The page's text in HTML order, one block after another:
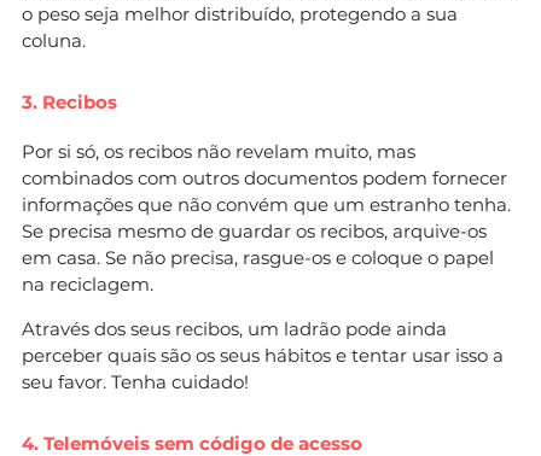
o peso seja melhor distribuído, protegendo a sua
coluna.
3. Recibos
Por si só, os recibos não revelam muito, mas
combinados com outros documentos podem fornecer
informações que não convém que um estranho tenha.
Se precisa mesmo de guardar os recibos, arquive-os
em casa. Se não precisa, rasgue-os e coloque o papel
na reciclagem.
Através dos seus recibos, um ladrão pode ainda
perceber quais são os seus hábitos e tentar usar isso a
seu favor. Tenha cuidado!
4. Telemóveis sem código de acesso